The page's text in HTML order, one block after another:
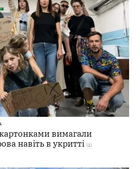
вимагали
навіть в укритті (1)